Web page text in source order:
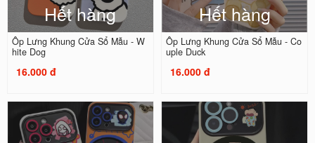
Hết hàng
Ốp Lưng Khung Cửa Sổ Mẫu - W
hite Dog
16.000 đ
Hết hàng
Ốp Lưng Khung Cửa Sổ Mẫu - Co
uple Duck
16.000 đ